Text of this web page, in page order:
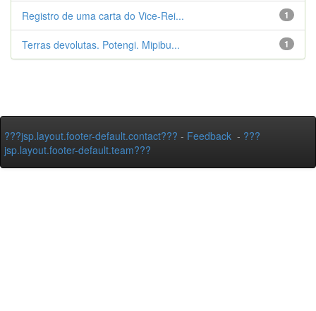
1
Registro de uma carta do Vice-Rei...
1
Terras devolutas. Potengi. Mipibu...
???jsp.layout.footer-default.contact??? - Feedback - ???
jsp.layout.footer-default.team???